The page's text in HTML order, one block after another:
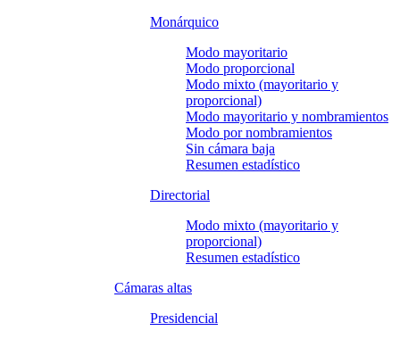
Monárquico
Modo mayoritario
Modo proporcional
Modo mixto (mayoritario y
proporcional)
Modo mayoritario y nombramientos
Modo por nombramientos
Sin cámara baja
Resumen estadístico
Directorial
Modo mixto (mayoritario y
proporcional)
Resumen estadístico
Cámaras altas
Presidencial